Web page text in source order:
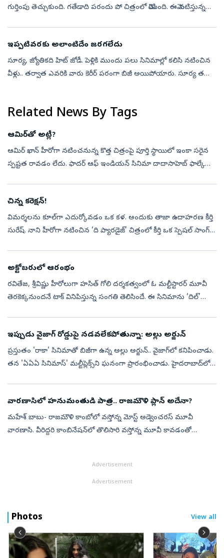
గుర్తింపు తెచ్చుకుంది. గతేడాది పరందు పో చిత్రంలో మెరిసింది. ఈమె నటిస్తున్న
ఇప్పటివరకు అలాంటిదేం జరగలేదు
సూర్య, జ్యోతికది హిట్‌ జోడీ. పెళ్లికి ముందు పలు సినిమాల్లో కలిసి నటించిన
వీళ్లు.. తర్వాత ఎవరికి వారు కెరీర్ పరంగా బిజీ అయిపోయారు. సూర్య తమిళ
Related News By Tags
ఆమిర్‌తో అట్లీ?
ఆమిర్‌ ఖాన్‌ హీరోగా నటించనున్న కొత్త చిత్రంపై పూర్తి స్థాయిలో ఇంకా సరైన
స్పష్టత రావడం లేదు. ఫాదర్‌ ఆఫ్‌ ఇండియన్‌ సినిమా దాదాసాహెబ్‌ ఫాల్కే
చిన్న కరెక్షన్‌!
విమర్శలను కూల్‌గా ఎదుర్కోవడం ఒక కళ. అందుకు తాజా ఉదాహరణ కీర్తి
సురేష్‌. నాని హీరోగా నటించిన ‘ది ప్యారడైజ్‌’ చిత్రంలో కీర్తి ఒక స్పెషల్‌ సాంగ్‌కి
అక్టోబరులో ఆరంభం
రవితేజ, శ్రీవిష్ణు హీరోలుగా హసిత్‌ గోలి దర్శకత్వంలో ఓ మల్టీస్టారర్‌ మూవీ
తెరకెక్కనుందనే టాక్‌ వినిపిస్తున్న సంగతి తెలిసిందే. ఈ సినిమాను ‘దిల్‌’
ఇప్పుడు వైజాగ్ రోడ్డుపై నడవలేకపోతున్నా: అల్లు అర్జున్
ప్రస్తుతం 'రాకా' సినిమాతో బిజీగా ఉన్న అల్లు అర్జున్.. వైజాగ్‍‌లో కనిపించాడు.
తన 'ఏఏఏ సినిమాస్' మల్టీప్లెక్స్‌ని ఘనంగా ప్రారంభించాడు. హైదరాబాద్‌లో
వారణాసిలో హనుమంతుడి పాత్ర.. రాజమౌళి ప్లాన్ అదేనా?
మహేశ్ బాబు- రాజమౌళి కాంబోలో వస్తోన్న మోస్ట్ అడ్వెంచరస్ మూవీ
వారణాసి. వీరిద్దరి కాంబినేషన్‌లో తొలిసారి వస్తోన్న మూవీ కావడంతో
Advertisement
Advertisement
Photos View all